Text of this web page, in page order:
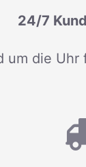
24/7
um die Uhr